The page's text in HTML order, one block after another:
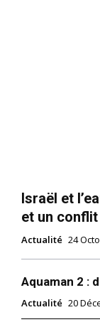
Israël et
et un
Actualité 24
Aquaman 2 :
Actualité 20